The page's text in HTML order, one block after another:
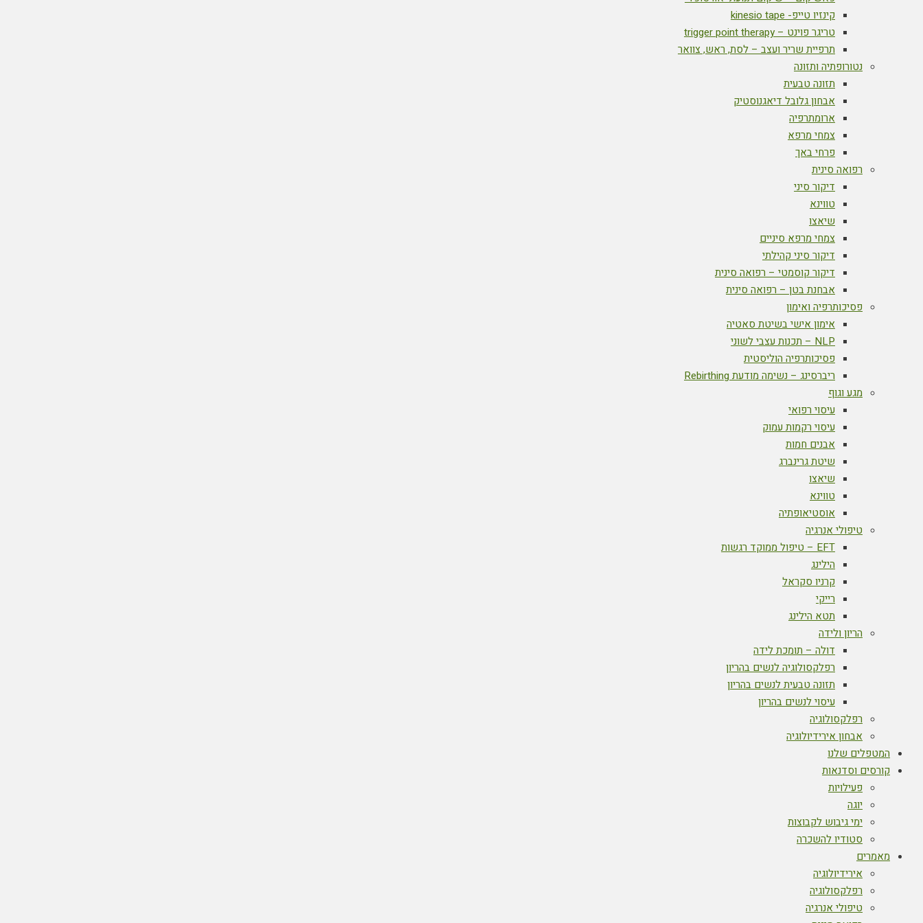
קינזיו טייפ- kinesio tape
טריגר פוינט – trigger point therapy
תרפיית שריר ועצב – לסת, ראש, צוואר
נטורופתיה ותזונה
תזונה טבעית
אבחון גלובל דיאגנוסטיק
ארומתרפיה
צמחי מרפא
פרחי באך
רפואה סינית
דיקור סיני
טווינא
שיאצו
צמחי מרפא סיניים
דיקור סיני קהילתי
דיקור קוסמטי – רפואה סינית
אבחנת בטן – רפואה סינית
פסיכותרפיה ואימון
אימון אישי בשיטת סאטיה
NLP – תכנות עצבי לשוני
פסיכותרפיה הוליסטית
ריברסינג – נשימה מודעת Rebirthing
מגע וגוף
עיסוי רפואי
עיסוי רקמות עמוק
אבנים חמות
שיטת גרינברג
שיאצו
טווינא
אוסטיאופתיה
טיפולי אנרגיה
EFT – טיפול ממוקד רגשות
הילינג
קרניו סקראל
רייקי
תטא הילינג
הריון ולידה
דולה – תומכת לידה
רפלקסולוגיה לנשים בהריון
תזונה טבעית לנשים בהריון
עיסוי לנשים בהריון
רפלקסולוגיה
אבחון אירידיולוגיה
המטפלים שלנו
קורסים וסדנאות
פעילויות
יוגה
ימי גיבוש לקבוצות
סטודיו להשכרה
מאמרים
אירידיולוגיה
רפלקסולוגיה
טיפולי אנרגיה